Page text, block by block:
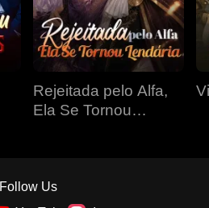
Rejeitada pelo Alfa,
Ela Se Tornou
Follow Us